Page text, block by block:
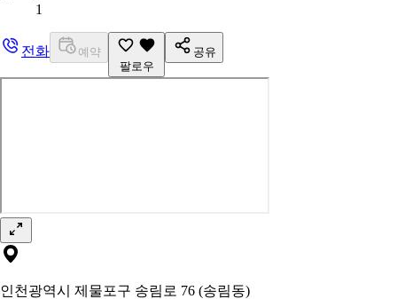
1
전화
예약
팔로우
공유
인천광역시 제물포구 송림로 76 (송림동)